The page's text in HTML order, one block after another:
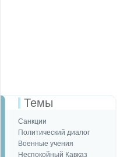
Темы
Санкции
Политический диалог
Военные учения
Неспокойный Кавказ